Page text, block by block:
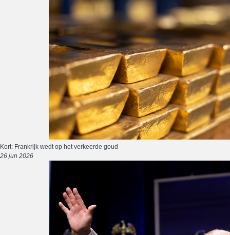
Kort: Frankrijk wedt op het verkeerde goud
26 jun 2026